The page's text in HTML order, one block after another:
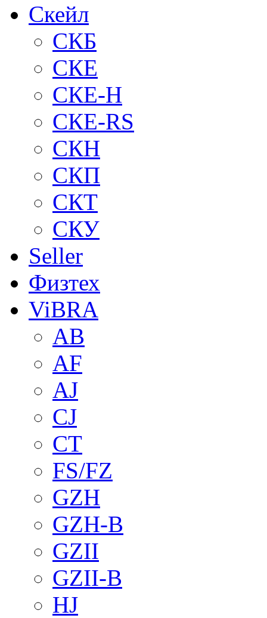
Скейл
СКБ
СКЕ
СКЕ-H
СКЕ-RS
СКН
СКП
СКТ
СКУ
Seller
Физтех
ViBRA
AB
AF
AJ
CJ
CT
FS/FZ
GZH
GZH-B
GZII
GZII-B
HJ